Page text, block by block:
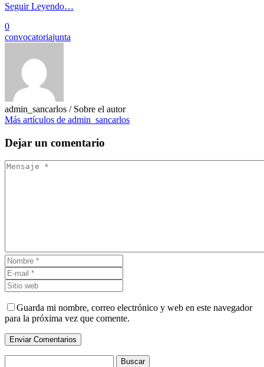
Seguir Leyendo…
0
convocatoriajunta
admin_sancarlos / Sobre el autor
Más artículos de admin_sancarlos
Dejar un comentario
Guarda mi nombre, correo electrónico y web en este navegador
para la próxima vez que comente.
Enviar Comentarios
Buscar